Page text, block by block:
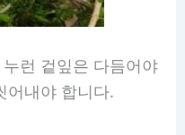
런 겉잎은 다듬어야
어내야 합니다.